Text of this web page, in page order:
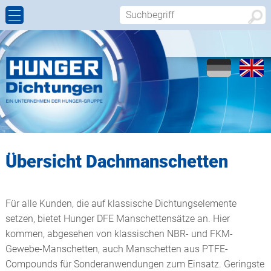
STANGENDICHTUNGEN
KOLBENDICHTUNGEN
ROTORDICHTUNGEN
DACHMANSCHETTEN
STATISCHE DICHTUNGEN
INNOVATIONEN
WERKSTOFFE
QUALITÄT
FIRMENPROFIL
GESCHICHTE
UNTERNEHMENSKODEX
ANSPRECHPARTNER
KONTAKTFORMULAR
ANFAHRT
Übersicht Dachmanschetten
Für alle Kunden, die auf klassische Dichtungselemente
setzen, bietet Hunger DFE Manschettensätze an. Hier
kommen, abgesehen von klassischen NBR- und FKM-
Gewebe-Manschetten, auch Manschetten aus PTFE-
Compounds für Sonderanwendungen zum Einsatz. Geringste